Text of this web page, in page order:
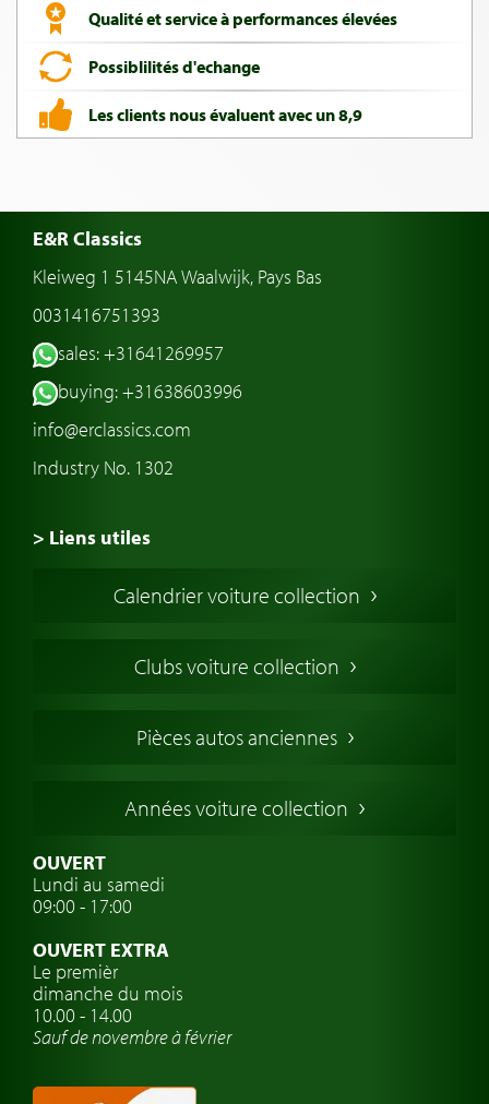
Qualité et service à performances élevées
Possiblilités d'echange
Les clients nous évaluent avec un 8,9
E&R Classics
Kleiweg 1 5145NA Waalwijk, Pays Bas
0031416751393
sales: +31641269957
buying: +31638603996
info@erclassics.com
Industry No. 1302
> Liens utiles
Voiture Collection Europe
Voitures Anglaises
Voitures Allemandes
Voitures Suédoises
Assurance voiture de collection
Clubs de voitures classiques
Atelier de voitures anciennes
Montres de marque de voiture
Calendrier voiture collection
Clubs voiture collection
Pièces autos anciennes
Années voiture collection
OUVERT
Lundi au samedi
09:00 - 17:00
OUVERT EXTRA
Le premièr
dimanche du mois
10.00 - 14.00
Sauf de novembre à février